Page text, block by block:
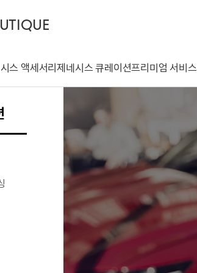
스 액세서리제네시스 큐레이션프리미엄 서비스